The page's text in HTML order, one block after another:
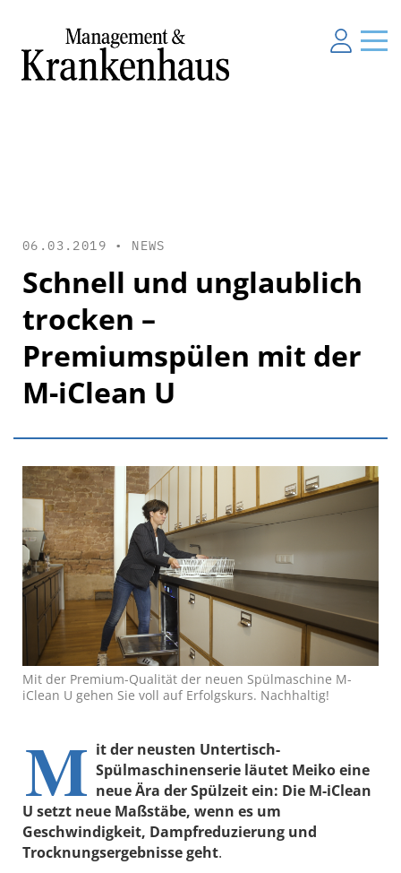
06.03.2019 • NEWS
Schnell und unglaublich
trocken –
Premiumspülen mit der
M-iClean U
Mit der Premium-Qualität der neuen Spülmaschine M-
iClean U gehen Sie voll auf Erfolgskurs. Nachhaltig!
M it der neusten Untertisch-
Spülmaschinenserie läutet Meiko eine
neue Ära der Spülzeit ein: Die M-iClean
U setzt neue Maßstäbe, wenn es um
Geschwindigkeit, Dampfreduzierung und
Trocknungsergebnisse geht.